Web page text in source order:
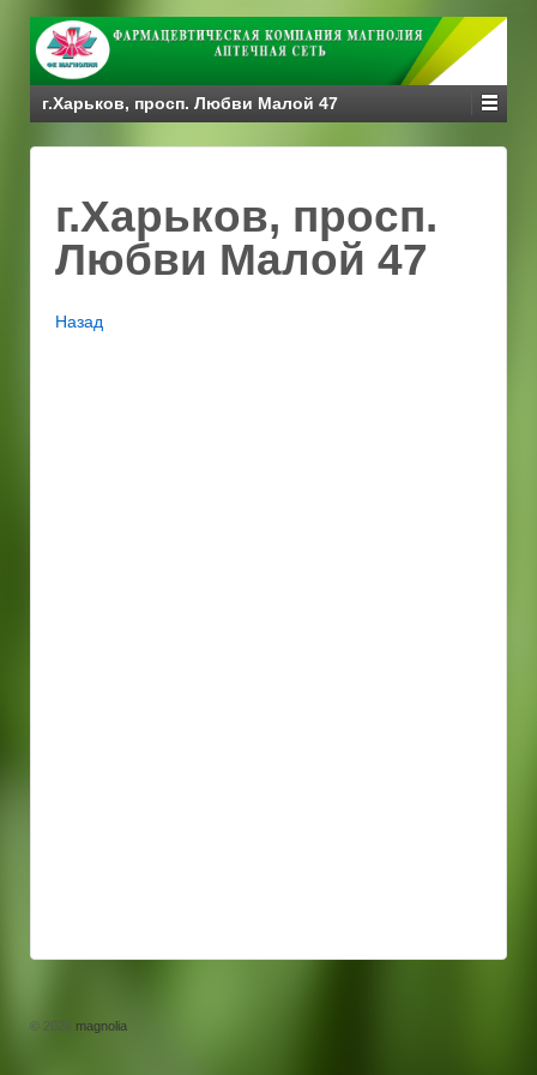
г.Харьков, просп. Любви Малой 47
г.Харьков, просп.
Любви Малой 47
Назад
© 2026 magnolia